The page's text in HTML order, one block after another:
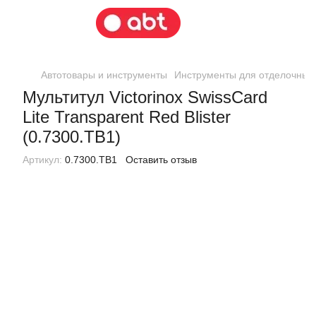
Автотовары и инструменты Инструменты для отделочных
Мультитул Victorinox SwissCard
Lite Transparent Red Blister
(0.7300.TB1)
Артикул: 0.7300.TB1 Оставить отзыв